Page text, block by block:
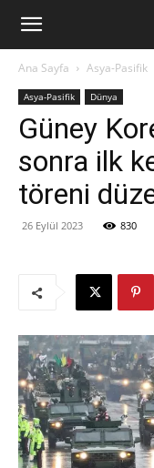
Ana Sayfa Asya-Pasifik
Asya-Pasifik Dünya
Güney
sonra ilk
töreni
26 Eylül 2023 830